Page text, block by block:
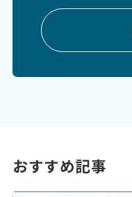
おすすめ記事